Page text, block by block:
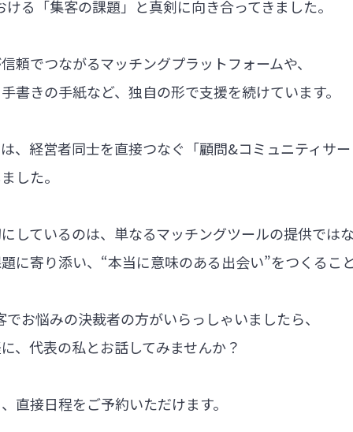
る「集客の課題」と真剣に向き合ってきました。
頼でつながるマッチングプラットフォームや、
書きの手紙など、独自の形で支援を続けています。
、経営者同士を直接つなぐ「顧問&コミュニティサ
した。
しているのは、単なるマッチングツールの提供では
に寄り添い、“本当に意味のある出会い”をつくるこ
お悩みの決裁者の方がいらっしゃいましたら、
、代表の私とお話してみませんか？
直接日程をご予約いただけます。